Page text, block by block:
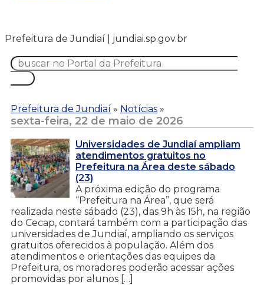
Prefeitura de Jundiaí | jundiai.sp.gov.br
Prefeitura de Jundiaí » Notícias »
sexta-feira, 22 de maio de 2026
Universidades de Jundiaí ampliam
atendimentos gratuitos no
Prefeitura na Área deste sábado
(23)
A próxima edição do programa
“Prefeitura na Área”, que será
realizada neste sábado (23), das 9h às 15h, na região
do Cecap, contará também com a participação das
universidades de Jundiaí, ampliando os serviços
gratuitos oferecidos à população. Além dos
atendimentos e orientações das equipes da
Prefeitura, os moradores poderão acessar ações
promovidas por alunos […]